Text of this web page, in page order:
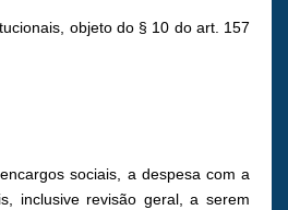
objeto do § 10 do art. 157
sociais, a despesa com a
inclusive revisão geral, a serem